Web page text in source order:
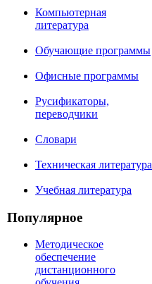
Компьютерная
литература
Обучающие программы
Офисные программы
Русификаторы,
переводчики
Словари
Техническая литература
Учебная литература
Популярное
Методическое
обеспечение
дистанционного